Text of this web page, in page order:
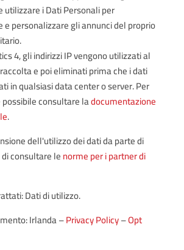
utilizzare i Dati Personali per
personalizzare gli annunci del proprio
4, gli indirizzi IP vengono utilizzati al
e poi eliminati prima che i dati
in qualsiasi data center o server. Per
consultare ladocumentazione
.
dell'utilizzo dei dati da parte di
consultare lenorme per i partner di
Dati di utilizzo.
Irlanda –Privacy Policy–Opt